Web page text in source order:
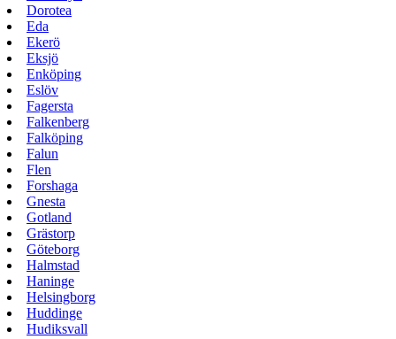
Dorotea
Eda
Ekerö
Eksjö
Enköping
Eslöv
Fagersta
Falkenberg
Falköping
Falun
Flen
Forshaga
Gnesta
Gotland
Grästorp
Göteborg
Halmstad
Haninge
Helsingborg
Huddinge
Hudiksvall